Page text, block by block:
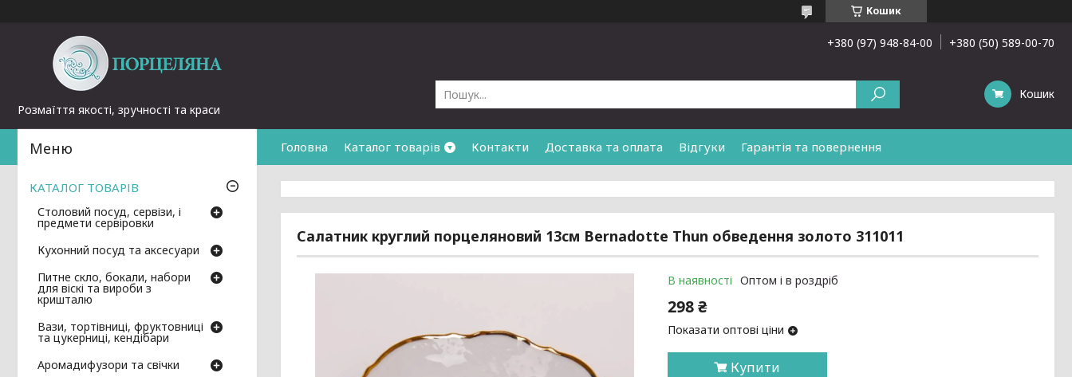
Кошик
Розмаїття якості, зручності та краси
+380 (97) 948-84-00 +380 (50) 589-00-70
Кошик
Головна Каталог товарів Контакти Доставка та оплата Відгуки Гарантія та повернення
Салатник круглий порцеляновий 13см Bernadotte Thun обведення золото 311011
В наявності Оптом і в роздріб
298 ₴
Показати оптові ціни
Купити
КАТАЛОГ ТОВАРІВ
Столовий посуд, сервізи, і
предмети сервіровки
Кухонний посуд та аксесуари
Питне скло, бокали, набори
для віскі та вироби з
кришталю
Вази, тортівниці, фруктовниці
та цукерниці, кендібари
Аромадифузори та свічки